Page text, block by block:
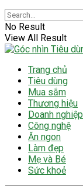
No Result
View All Result
Trang chủ
Tiêu dùng
Mua sắm
Thương hiệu
Doanh nghiệp
Công nghệ
Ăn ngon
Làm đẹp
Mẹ và Bé
Sức khoẻ